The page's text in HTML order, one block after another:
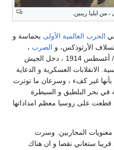
من ايليا ريبين.
الحرب العالمية الأولى بحماسة و
الأرثوذكس، و الصرب ،
كصرخة المعركة الرئيسية. في آب / أغسطس 1914 ، دخل الجيش
الانقلابات العسكرية و الدعاية
غير كفء ، وسرعان ما توترت
في بحر البلطيق و السيطرة
قطعت على روسيا معظم امداداتها
1915 انخفضت معنويات المحاربين. وسرت
قريبا ستعاني نقصا و ان هناك